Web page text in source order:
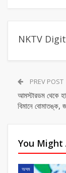
NKTV
PREV POST
আমস্টারডম থেকে
বিমানে
You Might
অসম